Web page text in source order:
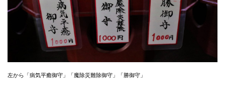
左から「病気平癒御守」「魔除災難除御守」「勝御守」